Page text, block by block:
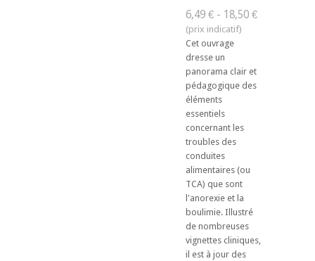
6,49 € - 18,50 €
Cet ouvrage
dresse un
panorama clair et
pédagogique des
éléments
essentiels
concernant les
troubles des
conduites
alimentaires (ou
TCA) que sont
l'anorexie et la
boulimie. Illustré
de nombreuses
vignettes cliniques,
il est à jour des